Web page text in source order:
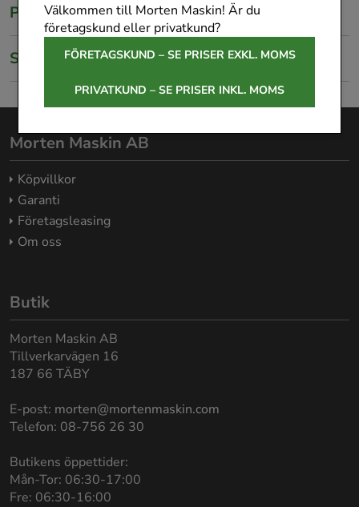
Välkommen till Morten Maskin! Är du
företagskund eller privatkund?
FÖRETAGSKUND – SE PRISER EXKL. MOMS
PRIVATKUND – SE PRISER INKL. MOMS
Produktbeskrivning
Specifikationer
Morten Maskin AB
Köpvillkor
Garanti
Företagsleasing
Om oss
Butik
Morten Maskin AB
Tillverkarvägen 16
187 66 TÄBY
E-post: morten@mortenmaskin.com
Telefon: 08-756 26 30
Butikens öppettider:
Mån-Tor: 06:30-17:00
Fre: 06:30-16:00